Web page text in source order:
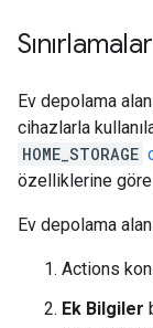
Sınırlamalar
Ev depolama
cihazlarla
HOME_STORAGE
özelliklerine göre
Ev depolama
Actions
Ek Bilgiler